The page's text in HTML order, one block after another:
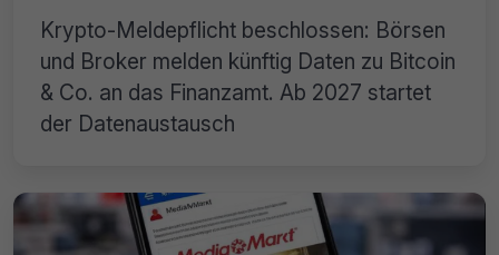
Krypto-Meldepflicht beschlossen: Börsen
und Broker melden künftig Daten zu Bitcoin
& Co. an das Finanzamt. Ab 2027 startet
der Datenaustausch